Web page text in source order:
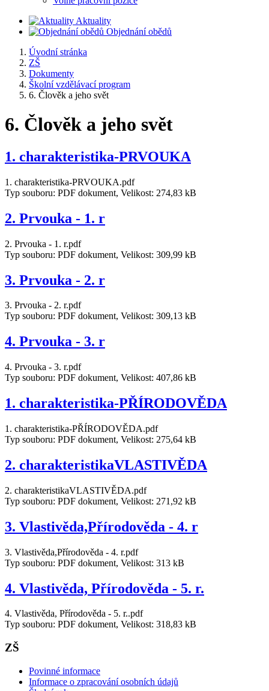
Aktuality
Objednání obědů
Úvodní stránka
ZŠ
Dokumenty
Školní vzdělávací program
6. Člověk a jeho svět
6. Člověk a jeho svět
1. charakteristika-PRVOUKA
1. charakteristika-PRVOUKA.pdf
Typ souboru: PDF dokument, Velikost: 274,83 kB
2. Prvouka - 1. r
2. Prvouka - 1. r.pdf
Typ souboru: PDF dokument, Velikost: 309,99 kB
3. Prvouka - 2. r
3. Prvouka - 2. r.pdf
Typ souboru: PDF dokument, Velikost: 309,13 kB
4. Prvouka - 3. r
4. Prvouka - 3. r.pdf
Typ souboru: PDF dokument, Velikost: 407,86 kB
1. charakteristika-PŘÍRODOVĚDA
1. charakteristika-PŘÍRODOVĚDA.pdf
Typ souboru: PDF dokument, Velikost: 275,64 kB
2. charakteristikaVLASTIVĚDA
2. charakteristikaVLASTIVĚDA.pdf
Typ souboru: PDF dokument, Velikost: 271,92 kB
3. Vlastivěda,Přírodověda - 4. r
3. Vlastivěda,Přírodověda - 4. r.pdf
Typ souboru: PDF dokument, Velikost: 313 kB
4. Vlastivěda, Přírodověda - 5. r.
4. Vlastivěda, Přírodověda - 5. r..pdf
Typ souboru: PDF dokument, Velikost: 318,83 kB
ZŠ
Povinné informace
Informace o zpracování osobních údajů